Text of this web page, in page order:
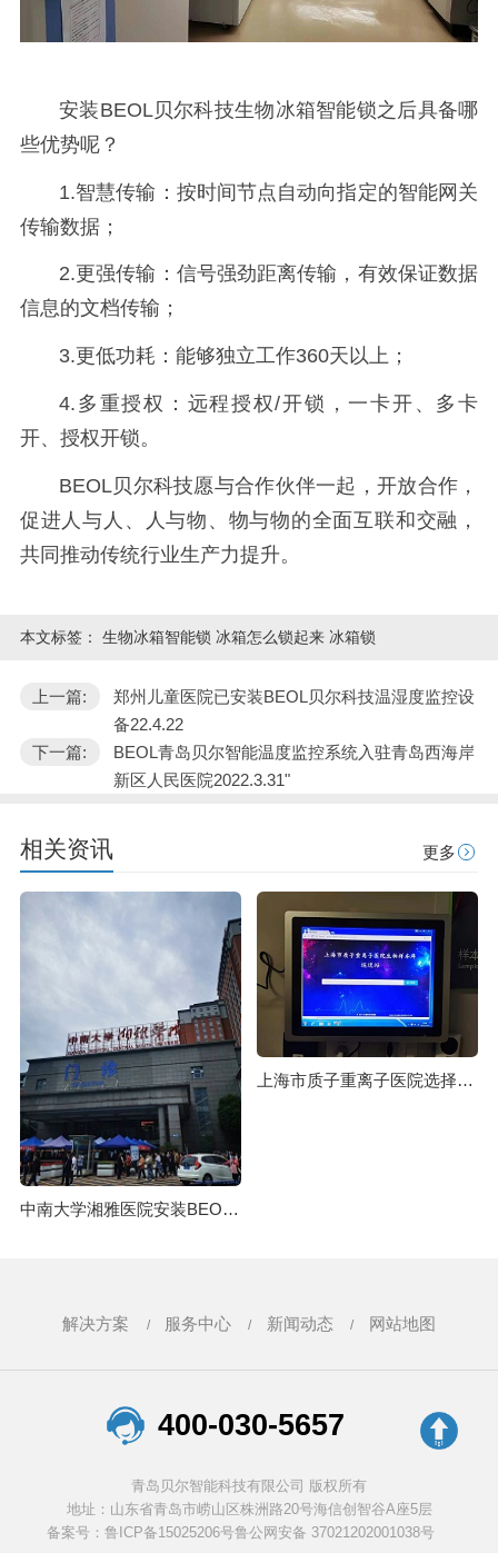
安装BEOL贝尔科技生物冰箱智能锁之后具备哪
些优势呢？
1.智慧传输：按时间节点自动向指定的智能网关
传输数据；
2.更强传输：信号强劲距离传输，有效保证数据
信息的文档传输；
3.更低功耗：能够独立工作360天以上；
4.多重授权：远程授权/开锁，一卡开、多卡
开、授权开锁。
BEOL贝尔科技愿与合作伙伴一起，开放合作，
促进人与人、人与物、物与物的全面互联和交融，
共同推动传统行业生产力提升。
本文标签： 生物冰箱智能锁 冰箱怎么锁起来 冰箱锁
上一篇:
郑州儿童医院已安装BEOL贝尔科技温湿度监控设
备22.4.22
下一篇:
BEOL青岛贝尔智能温度监控系统入驻青岛西海岸
新区人民医院2022.3.31"
相关资讯 更多
中南大学湘雅医院安装BEOL贝尔科技温湿度监控设备22.6.10
上海市质子重离子医院选择BEOL贝尔科技生物样本库管理软件保存生物样本22.5.13
解决方案 服务中心 新闻动态 网站地图
400-030-5657
青岛贝尔智能科技有限公司 版权所有
地址：山东省青岛市崂山区株洲路20号海信创智谷A座5层
备案号：鲁ICP备15025206号鲁公网安备 37021202001038号